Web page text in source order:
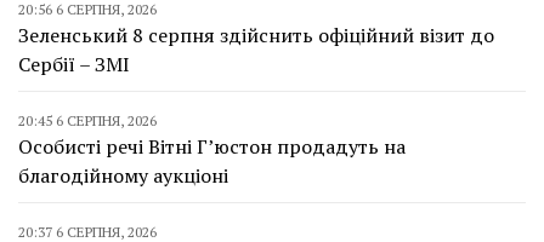
20:56 6 СЕРПНЯ, 2026
Зеленський 8 серпня здійснить офіційний візит до
Сербії – ЗМІ
20:45 6 СЕРПНЯ, 2026
Особисті речі Вітні Г’юстон продадуть на
благодійному аукціоні
20:37 6 СЕРПНЯ, 2026